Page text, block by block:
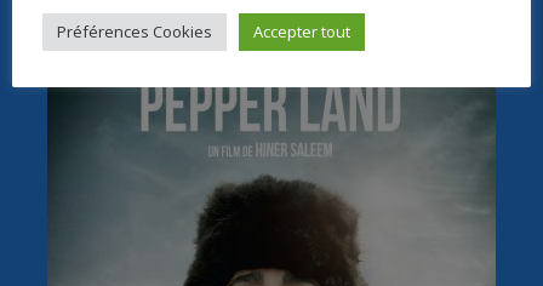
Préférences Cookies Accepter tout